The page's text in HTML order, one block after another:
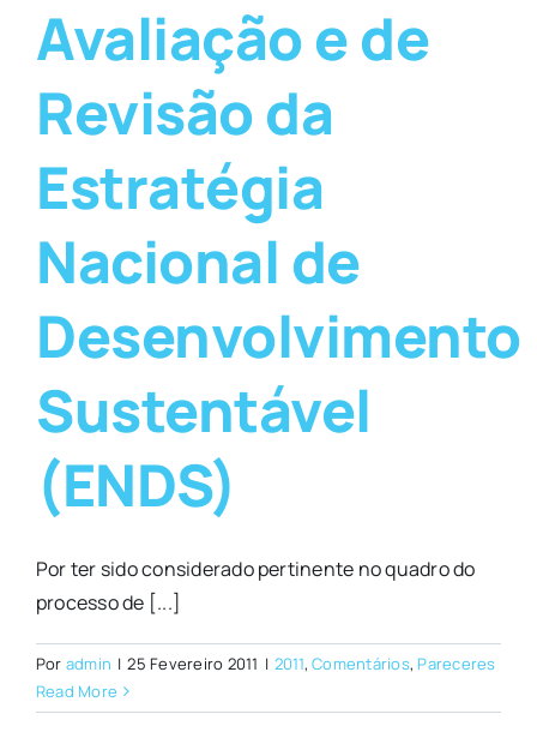
Avaliação e de
Revisão da
Estratégia
Nacional de
Desenvolvimento
Sustentável
(ENDS)
Por ter sido considerado pertinente no quadro do
processo de [...]
Por admin | 25 Fevereiro 2011 | 2011,Comentários, Pareceres
Read More